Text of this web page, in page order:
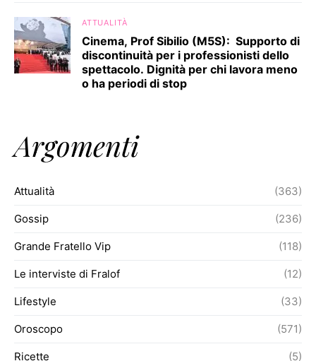
ATTUALITÀ
Cinema, Prof Sibilio (M5S): Supporto di
discontinuità per i professionisti dello
spettacolo. Dignità per chi lavora meno
o ha periodi di stop
Argomenti
Attualità (363)
Gossip (236)
Grande Fratello Vip (118)
Le interviste di Fralof (12)
Lifestyle (33)
Oroscopo (571)
Ricette (5)